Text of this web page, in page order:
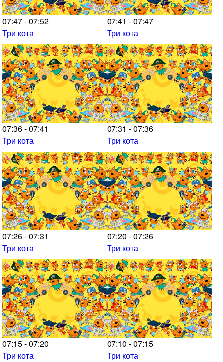
07:47 - 07:52
Три кота
07:41 - 07:47
Три кота
07:36 - 07:41
Три кота
07:31 - 07:36
Три кота
07:26 - 07:31
Три кота
07:20 - 07:26
Три кота
07:15 - 07:20
Три кота
07:10 - 07:15
Три кота